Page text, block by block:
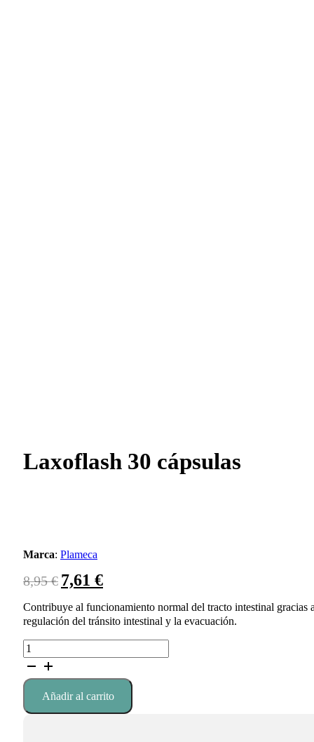
Laxoflash 30 cápsulas
Marca: Plameca
8,95€ El
precio
original
era:
7,61 €El
precio
actual
es:
Contribuye al funcionamiento normal del tracto intestinal
regulación del tránsito intestinal y la evacuación.
Laxoflash
30
cápsulas
cantidad
Añadir al carrito